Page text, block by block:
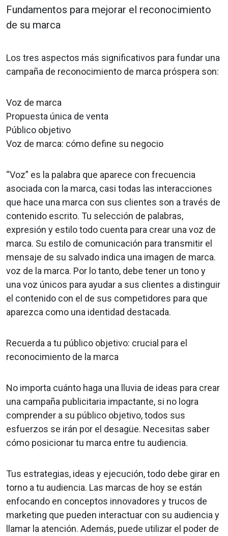
Fundamentos para mejorar el reconocimiento
de su marca
Los tres aspectos más significativos para fundar una
campaña de reconocimiento de marca próspera son:
Voz de marca
Propuesta única de venta
Público objetivo
Voz de marca: cómo define su negocio
“Voz” es la palabra que aparece con frecuencia
asociada con la marca, casi todas las interacciones
que hace una marca con sus clientes son a través de
contenido escrito. Tu selección de palabras,
expresión y estilo todo cuenta para crear una voz de
marca. Su estilo de comunicación para transmitir el
mensaje de su salvado indica una imagen de marca.
voz de la marca. Por lo tanto, debe tener un tono y
una voz únicos para ayudar a sus clientes a distinguir
el contenido con el de sus competidores para que
aparezca como una identidad destacada.
Recuerda a tu público objetivo: crucial para el
reconocimiento de la marca
No importa cuánto haga una lluvia de ideas para crear
una campaña publicitaria impactante, si no logra
comprender a su público objetivo, todos sus
esfuerzos se irán por el desagüe. Necesitas saber
cómo posicionar tu marca entre tu audiencia.
Tus estrategias, ideas y ejecución, todo debe girar en
torno a tu audiencia. Las marcas de hoy se están
enfocando en conceptos innovadores y trucos de
marketing que pueden interactuar con su audiencia y
llamar la atención. Además, puede utilizar el poder de